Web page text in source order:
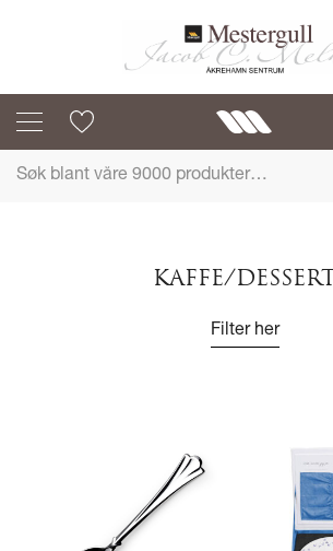
KAFFE/DESSERT
Filter her